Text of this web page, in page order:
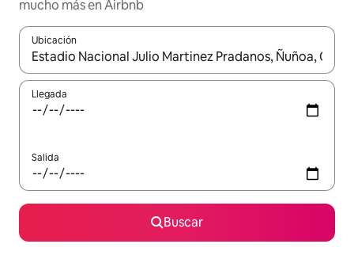
mucho más en Airbnb
Ubicación
Cuando los resultados estén disponibles, podrás navegar
Llegada
Salida
Buscar